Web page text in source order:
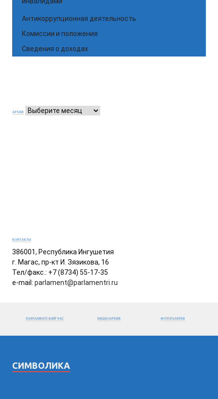
Антикоррупционная деятельность
Комиссии и положения
Сведения о доходах
АРХИВ
КОНТАКТЫ
386001, Республика Ингушетия
г. Магас, пр-кт И. Зязикова, 16
Тел/факс.: +7 (8734) 55-17-35
e-mail: parlament@parlamentri.ru
ПАРЛАМЕНТСКИЙ ЧАС ВИДЕОАРХИВ ФОТОГАЛЕРЕЯ
СИМВОЛИКА